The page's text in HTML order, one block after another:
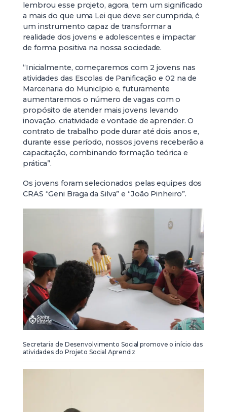
lembrou esse projeto, agora, tem um significado
a mais do que uma Lei que deve ser cumprida, é
um instrumento capaz de transformar a
realidade dos jovens e adolescentes e impactar
de forma positiva na nossa sociedade.
“Inicialmente, começaremos com 2 jovens nas
atividades das Escolas de Panificação e 02 na de
Marcenaria do Município e, futuramente
aumentaremos o número de vagas com o
propósito de atender mais jovens levando
inovação, criatividade e vontade de aprender. O
contrato de trabalho pode durar até dois anos e,
durante esse período, nossos jovens receberão a
capacitação, combinando formação teórica e
prática”.
Os jovens foram selecionados pelas equipes dos
CRAS “Geni Braga da Silva” e “João Pinheiro”.
Secretaria de Desenvolvimento Social promove o início das
atividades do Projeto Social Aprendiz